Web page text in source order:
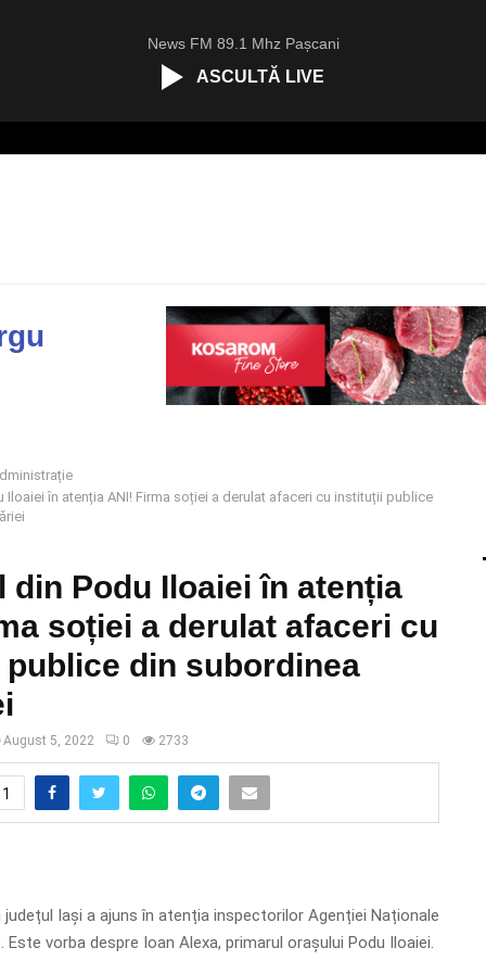
News FM 89.1 Mhz Pașcani
ASCULTĂ LIVE
Iloaiei în atenția ANI! Firma soției a derulat afaceri cu instituții publice
din Podu Iloaiei în atenția
soției a derulat afaceri cu
din subordinea
August 5, 2022 0 2733
1
județul Iași a ajuns în atenția inspectorilor Agenției Naționale
vorba despre Ioan Alexa, primarul orașului Podu Iloaiei.